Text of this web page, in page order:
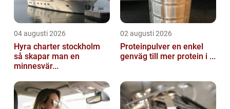
04 augusti 2026
Hyra charter stockholm
så skapar man en
minnesvär...
02 augusti 2026
Proteinpulver en enkel
genväg till mer protein i ...